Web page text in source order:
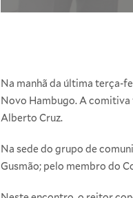
Na manhã da última terça-
Novo Hambugo. A comitiva
Alberto Cruz.
Na sede do grupo de
Gusmão; pelo membro do